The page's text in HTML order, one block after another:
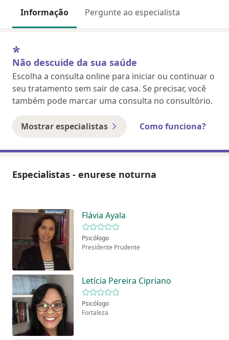
Informação Pergunte ao especialista
Não descuide da sua saúde
Escolha a consulta online para iniciar ou continuar o
seu tratamento sem sair de casa. Se precisar, você
também pode marcar uma consulta no consultório.
Mostrar especialistas Como funciona?
Especialistas - enurese noturna
Flávia Ayala
Psicólogo
Presidente Prudente
Letícia Pereira Cipriano
Psicólogo
Fortaleza